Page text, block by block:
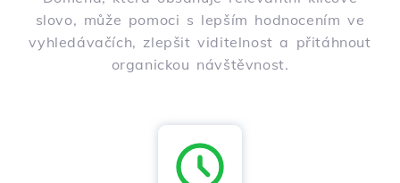
slovo, může pomoci s lepším hodnocením ve
vyhledávačích, zlepšit viditelnost a přitáhnout
organickou návštěvnost.